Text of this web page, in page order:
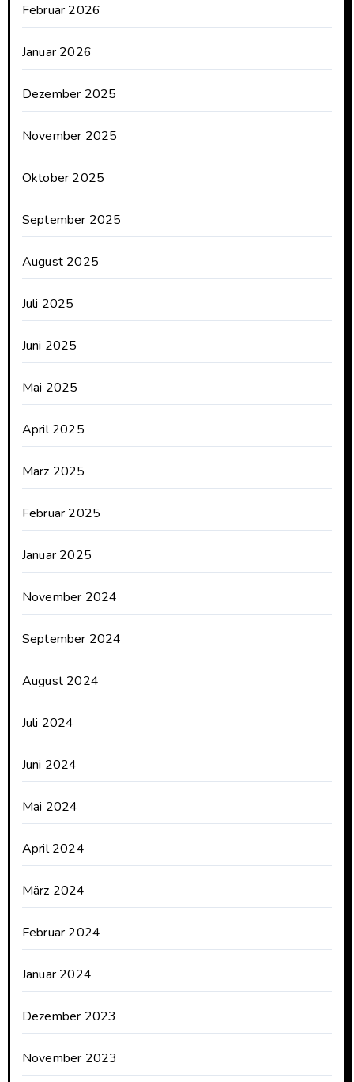
Februar 2026
Januar 2026
Dezember 2025
November 2025
Oktober 2025
September 2025
August 2025
Juli 2025
Juni 2025
Mai 2025
April 2025
März 2025
Februar 2025
Januar 2025
November 2024
September 2024
August 2024
Juli 2024
Juni 2024
Mai 2024
April 2024
März 2024
Februar 2024
Januar 2024
Dezember 2023
November 2023